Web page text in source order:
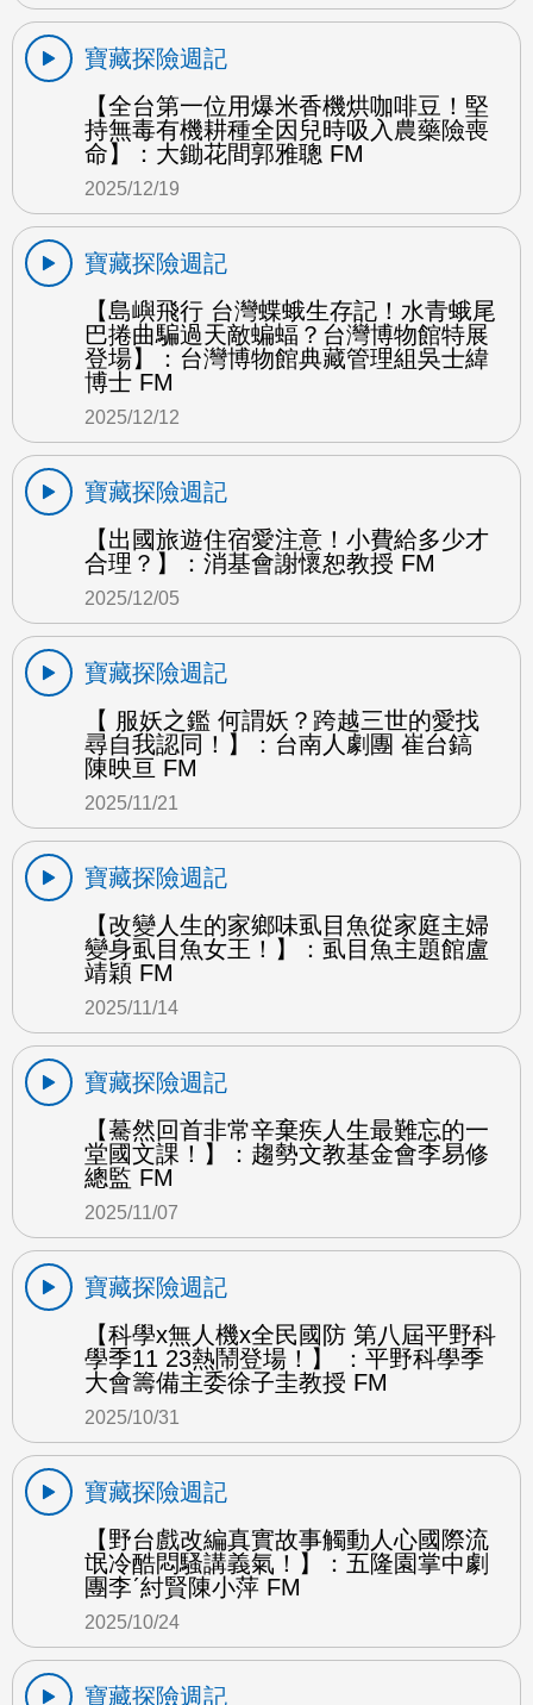
寶藏探險週記
【全台第一位用爆米香機烘咖啡豆！堅
持無毒有機耕種全因兒時吸入農藥險喪
命】：大鋤花間郭雅聰 FM
2025/12/19
寶藏探險週記
【島嶼飛行 台灣蝶蛾生存記！水青蛾尾
巴捲曲騙過天敵蝙蝠？台灣博物館特展
登場】：台灣博物館典藏管理組吳士緯
博士 FM
2025/12/12
寶藏探險週記
【出國旅遊住宿愛注意！小費給多少才
合理？】：消基會謝懷恕教授 FM
2025/12/05
寶藏探險週記
【 服妖之鑑 何謂妖？跨越三世的愛找
尋自我認同！】：台南人劇團 崔台鎬
陳映亘 FM
2025/11/21
寶藏探險週記
【改變人生的家鄉味虱目魚從家庭主婦
變身虱目魚女王！】：虱目魚主題館盧
靖穎 FM
2025/11/14
寶藏探險週記
【驀然回首非常辛棄疾人生最難忘的一
堂國文課！】：趨勢文教基金會李易修
總監 FM
2025/11/07
寶藏探險週記
【科學x無人機x全民國防 第八屆平野科
學季11 23熱鬧登場！】 ：平野科學季
大會籌備主委徐子圭教授 FM
2025/10/31
寶藏探險週記
【野台戲改編真實故事觸動人心國際流
氓冷酷悶騷講義氣！】：五隆園掌中劇
團李ˊ紂賢陳小萍 FM
2025/10/24
寶藏探險週記